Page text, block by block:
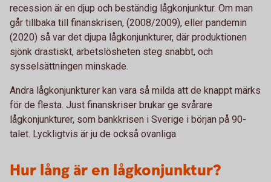
recession är en djup och beständig lågkonjunktur. Om man
går tillbaka till finanskrisen, (2008/2009), eller pandemin
(2020) så var det djupa lågkonjunkturer, där produktionen
sjönk drastiskt, arbetslösheten steg snabbt, och
sysselsättningen minskade.
Andra lågkonjunkturer kan vara så milda att de knappt märks
för de flesta. Just finanskriser brukar ge svårare
lågkonjunkturer, som bankkrisen i Sverige i början på 90-
talet. Lyckligtvis är ju de också ovanliga.
Hur lång är en lågkonjunktur?